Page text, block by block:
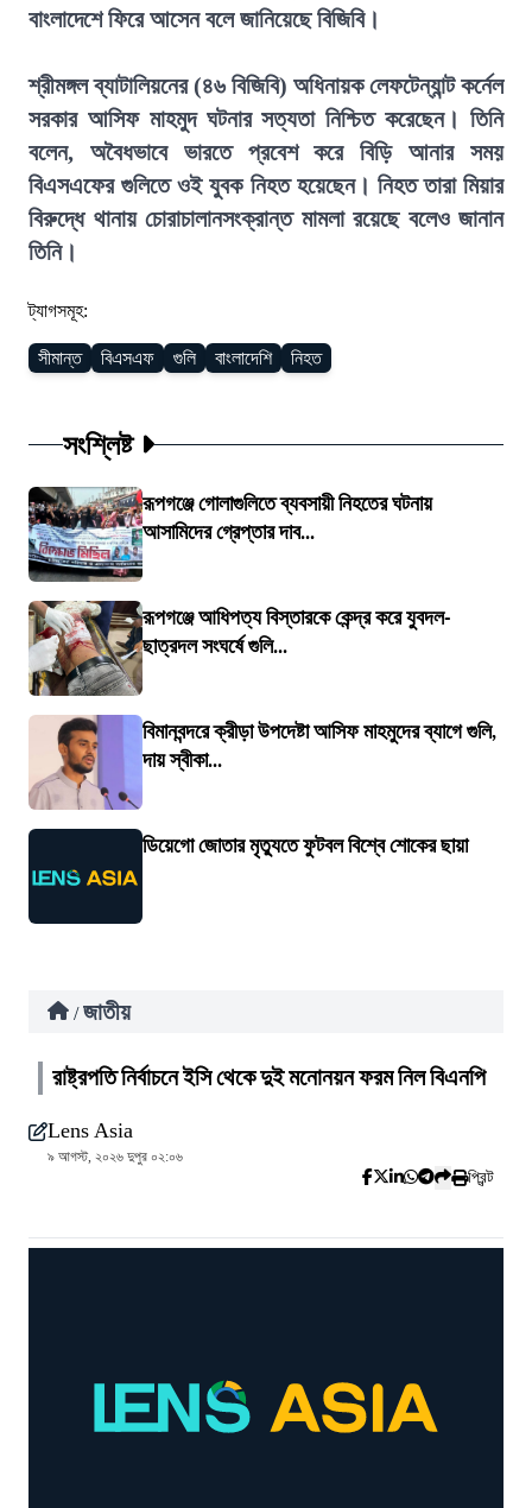
বাংলাদেশে ফিরে আসেন বলে জানিয়েছে বিজিবি।
শ্রীমঙ্গল ব্যাটালিয়নের (৪৬ বিজিবি) অধিনায়ক লেফটেন্যান্ট কর্নেল
সরকার আসিফ মাহমুদ ঘটনার সত্যতা নিশ্চিত করেছেন। তিনি
বলেন, অবৈধভাবে ভারতে প্রবেশ করে বিড়ি আনার সময়
বিএসএফের গুলিতে ওই যুবক নিহত হয়েছেন। নিহত তারা মিয়ার
বিরুদ্ধে থানায় চোরাচালানসংক্রান্ত মামলা রয়েছে বলেও জানান
তিনি।
ট্যাগসমূহ:
সীমান্ত বিএসএফ গুলি বাংলাদেশি নিহত
সংশ্লিষ্ট
রূপগঞ্জে গোলাগুলিতে ব্যবসায়ী নিহতের ঘটনায়
আসামিদের গ্রেপ্তার দাব...
রূপগঞ্জে আধিপত্য বিস্তারকে কেন্দ্র করে যুবদল-
ছাত্রদল সংঘর্ষে গুলি...
বিমানবন্দরে ক্রীড়া উপদেষ্টা আসিফ মাহমুদের ব্যাগে গুলি,
দায় স্বীকা...
ডিয়েগো জোতার মৃত্যুতে ফুটবল বিশ্বে শোকের ছায়া
/ জাতীয়
রাষ্ট্রপতি নির্বাচনে ইসি থেকে দুই মনোনয়ন ফরম নিল বিএনপি
Lens Asia
৯ আগস্ট, ২০২৬ দুপুর ০২:০৬
প্রিন্ট